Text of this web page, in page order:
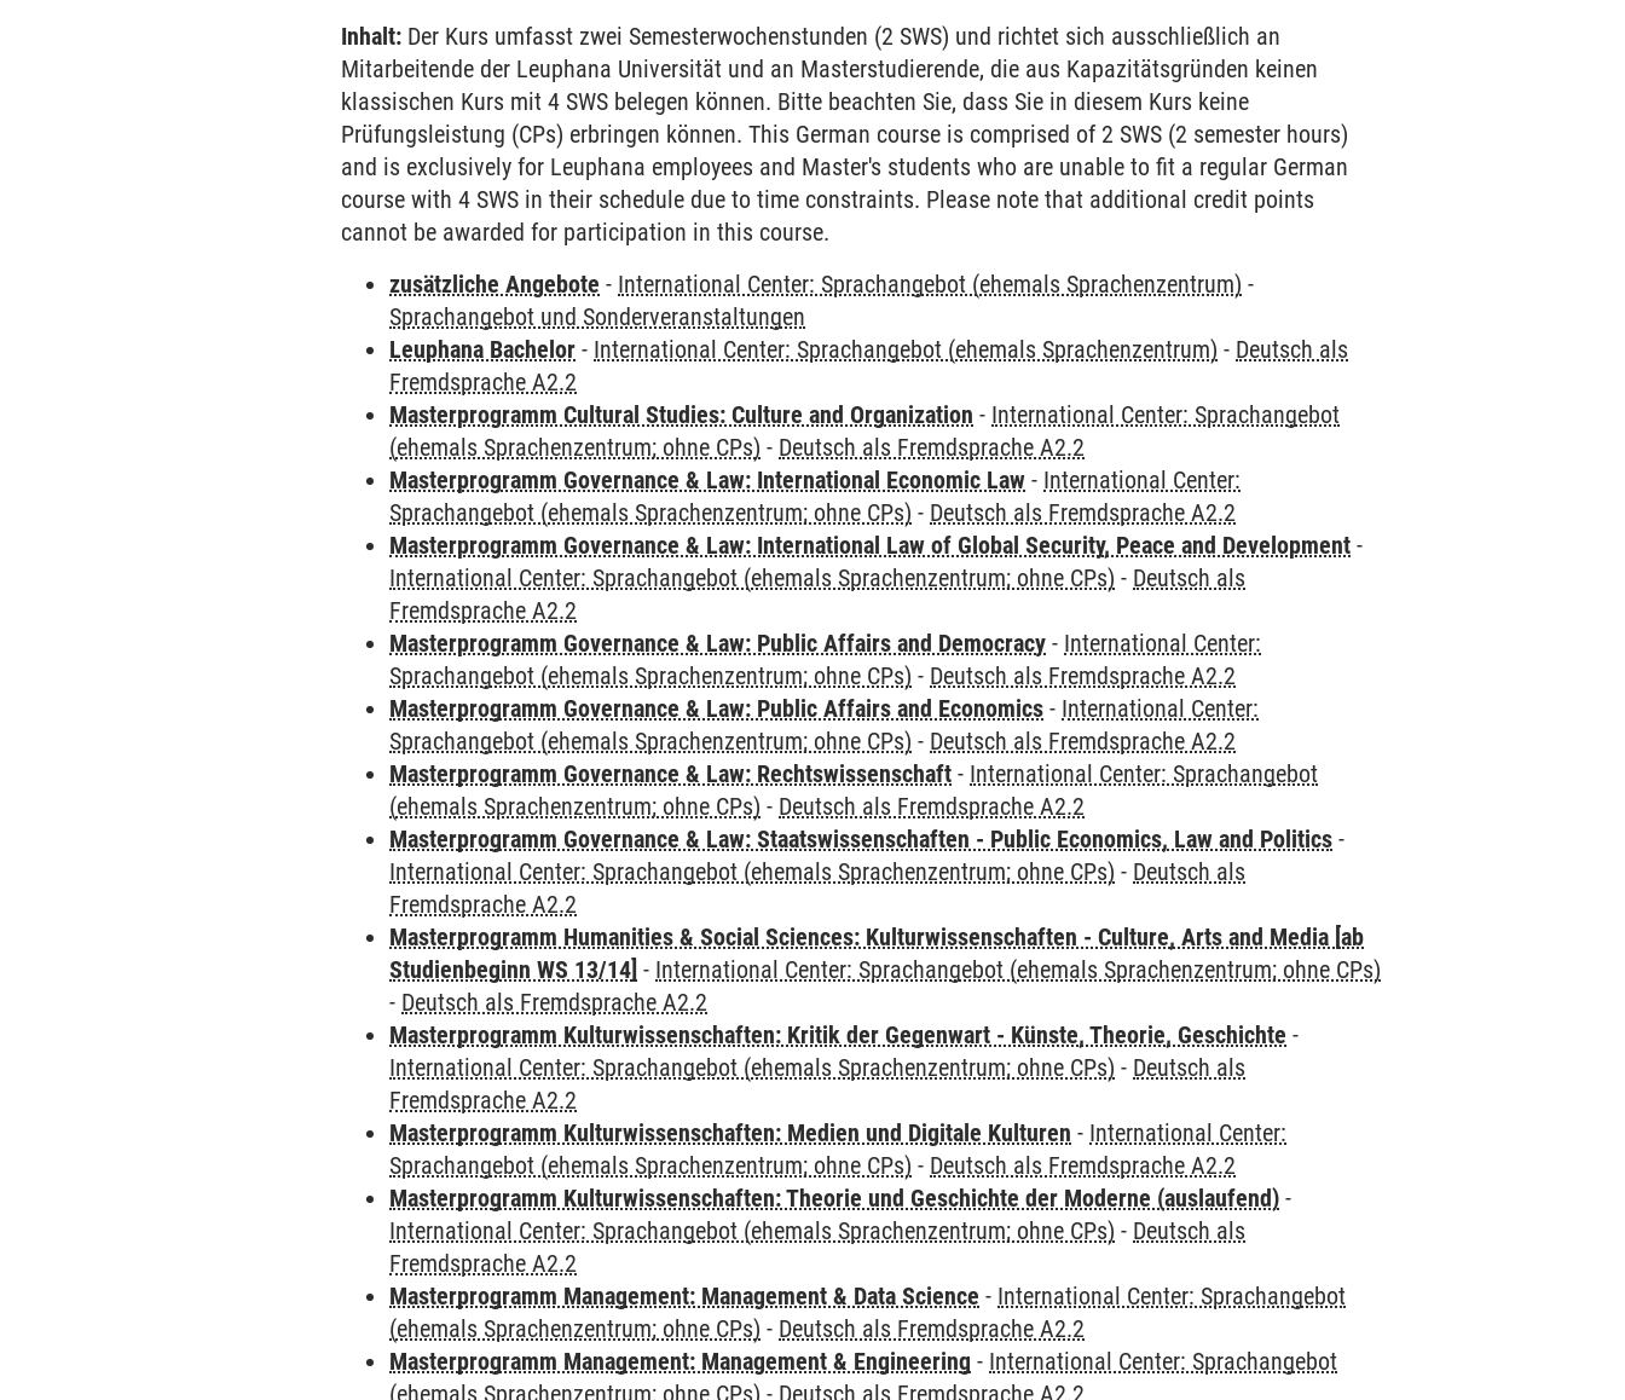
Inhalt: Der Kurs umfasst zwei Semesterwochenstunden (2 SWS) und richtet sich ausschließlich an
Mitarbeitende der Leuphana Universität und an Masterstudierende, die aus Kapazitätsgründen keinen
klassischen Kurs mit 4 SWS belegen können. Bitte beachten Sie, dass Sie in diesem Kurs keine
Prüfungsleistung (CPs) erbringen können. This German course is comprised of 2 SWS (2 semester hours)
and is exclusively for Leuphana employees and Master's students who are unable to fit a regular German
course with 4 SWS in their schedule due to time constraints. Please note that additional credit points
cannot be awarded for participation in this course.
zusätzliche Angebote - International Center: Sprachangebot (ehemals Sprachenzentrum) -
Sprachangebot und Sonderveranstaltungen
Leuphana Bachelor - International Center: Sprachangebot (ehemals Sprachenzentrum) - Deutsch als
Fremdsprache A2.2
Masterprogramm Cultural Studies: Culture and Organization - International Center: Sprachangebot
(ehemals Sprachenzentrum; ohne CPs) - Deutsch als Fremdsprache A2.2
Masterprogramm Governance & Law: International Economic Law - International Center:
Sprachangebot (ehemals Sprachenzentrum; ohne CPs) - Deutsch als Fremdsprache A2.2
Masterprogramm Governance & Law: International Law of Global Security, Peace and Development -
International Center: Sprachangebot (ehemals Sprachenzentrum; ohne CPs) - Deutsch als
Fremdsprache A2.2
Masterprogramm Governance & Law: Public Affairs and Democracy - International Center:
Sprachangebot (ehemals Sprachenzentrum; ohne CPs) - Deutsch als Fremdsprache A2.2
Masterprogramm Governance & Law: Public Affairs and Economics - International Center:
Sprachangebot (ehemals Sprachenzentrum; ohne CPs) - Deutsch als Fremdsprache A2.2
Masterprogramm Governance & Law: Rechtswissenschaft - International Center: Sprachangebot
(ehemals Sprachenzentrum; ohne CPs) - Deutsch als Fremdsprache A2.2
Masterprogramm Governance & Law: Staatswissenschaften - Public Economics, Law and Politics -
International Center: Sprachangebot (ehemals Sprachenzentrum; ohne CPs) - Deutsch als
Fremdsprache A2.2
Masterprogramm Humanities & Social Sciences: Kulturwissenschaften - Culture, Arts and Media [ab
Studienbeginn WS 13/14] - International Center: Sprachangebot (ehemals Sprachenzentrum; ohne CPs)
- Deutsch als Fremdsprache A2.2
Masterprogramm Kulturwissenschaften: Kritik der Gegenwart - Künste, Theorie, Geschichte -
International Center: Sprachangebot (ehemals Sprachenzentrum; ohne CPs) - Deutsch als
Fremdsprache A2.2
Masterprogramm Kulturwissenschaften: Medien und Digitale Kulturen - International Center:
Sprachangebot (ehemals Sprachenzentrum; ohne CPs) - Deutsch als Fremdsprache A2.2
Masterprogramm Kulturwissenschaften: Theorie und Geschichte der Moderne (auslaufend) -
International Center: Sprachangebot (ehemals Sprachenzentrum; ohne CPs) - Deutsch als
Fremdsprache A2.2
Masterprogramm Management: Management & Data Science - International Center: Sprachangebot
(ehemals Sprachenzentrum; ohne CPs) - Deutsch als Fremdsprache A2.2
Masterprogramm Management: Management & Engineering - International Center: Sprachangebot
(ehemals Sprachenzentrum; ohne CPs) - Deutsch als Fremdsprache A2.2